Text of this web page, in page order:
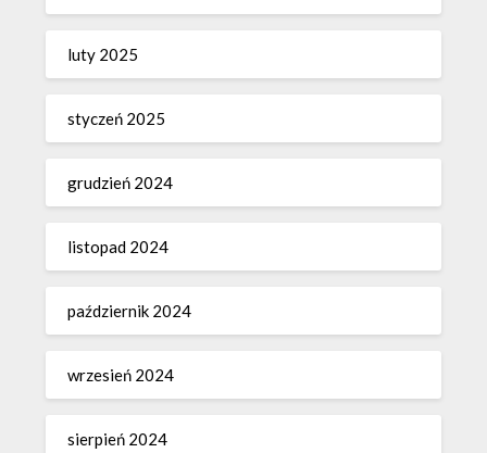
luty 2025
styczeń 2025
grudzień 2024
listopad 2024
październik 2024
wrzesień 2024
sierpień 2024